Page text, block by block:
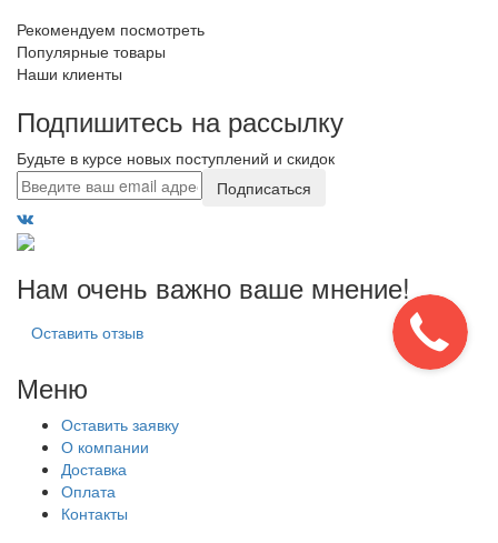
Рекомендуем посмотреть
Популярные товары
Наши клиенты
Подпишитесь на рассылку
Будьте в курсе новых поступлений и скидок
Подписаться
Нам очень важно ваше мнение!
Оставить отзыв
Меню
Оставить заявку
О компании
Доставка
Оплата
Контакты